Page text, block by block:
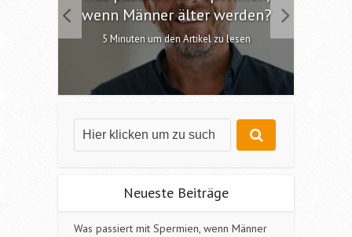
wenn Männer älter werden?
5 Minuten um den Artikel zu lesen
Neueste Beiträge
Was passiert mit Spermien, wenn Männer